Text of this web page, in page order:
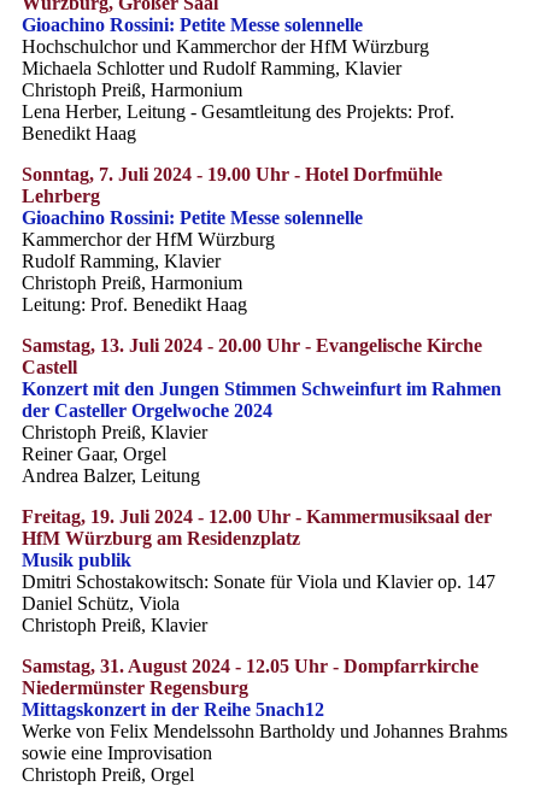
Gioachino Rossini: Petite Messe solennelle
Hochschulchor und Kammerchor der HfM Würzburg
Michaela Schlotter und Rudolf Ramming, Klavier
Christoph Preiß, Harmonium
Lena Herber, Leitung - Gesamtleitung des Projekts: Prof.
Benedikt Haag
Sonntag, 7. Juli 2024 - 19.00 Uhr - Hotel Dorfmühle
Lehrberg
Gioachino Rossini: Petite Messe solennelle
Kammerchor der HfM Würzburg
Rudolf Ramming, Klavier
Christoph Preiß, Harmonium
Leitung: Prof. Benedikt Haag
Samstag, 13. Juli 2024 - 20.00 Uhr - Evangelische Kirche
Castell
Konzert mit den Jungen Stimmen Schweinfurt im Rahmen
der Casteller Orgelwoche 2024
Christoph Preiß, Klavier
Reiner Gaar, Orgel
Andrea Balzer, Leitung
Freitag, 19. Juli 2024 - 12.00 Uhr - Kammermusiksaal der
HfM Würzburg am Residenzplatz
Musik publik
Dmitri Schostakowitsch: Sonate für Viola und Klavier op. 147
Daniel Schütz, Viola
Christoph Preiß, Klavier
Samstag, 31. August 2024 - 12.05 Uhr - Dompfarrkirche
Niedermünster Regensburg
Mittagskonzert in der Reihe 5nach12
Werke von Felix Mendelssohn Bartholdy und Johannes Brahms
sowie eine Improvisation
Christoph Preiß, Orgel